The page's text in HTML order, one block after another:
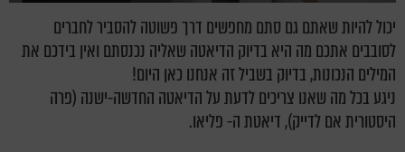
יכול להיות שאתם גם סתם מחפשים דרך פשוטה להסביר לחברים
לסובבים אתכם מה היא בדיוק הדיאטה שאליה נכנסתם ואין בידכם את
המילים הנכונות, בדיוק בשביל זה אנחנו כאן היום!
ניגע בכל מה שאנו צריכים לדעת על הדיאטה החדשה-ישנה (פרה
היסטורית אם לדייק), דיאטת ה- פליאו.